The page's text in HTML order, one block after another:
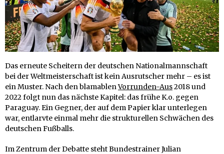
Das erneute Scheitern der deutschen Nationalmannschaft
bei der Weltmeisterschaft ist kein Ausrutscher mehr – es ist
ein Muster. Nach den blamablenVorrunden-Aus2018 und
2022 folgt nun das nächste Kapitel: das frühe K.o. gegen
Paraguay. Ein Gegner, der auf dem Papier klar unterlegen
war, entlarvte einmal mehr die strukturellen Schwächen des
deutschen Fußballs.
Im Zentrum der Debatte steht Bundestrainer Julian